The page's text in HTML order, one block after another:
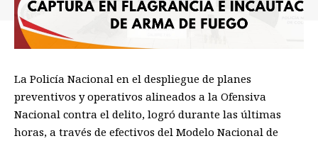
La Policía Nacional en el despliegue de planes
preventivos y operativos alineados a la Ofensiva
Nacional contra el delito, logró durante las últimas
horas, a través de efectivos del Modelo Nacional de